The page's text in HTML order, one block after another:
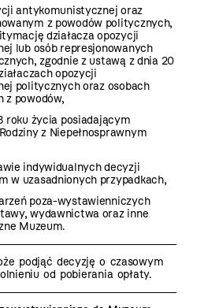
antykomunistycznej oraz
z powodów politycznych,
działacza opozycji
lub osób represjonowanych
zgodnie z ustawą z dnia 20
opozycji
politycznych oraz osobach
z powodów,
roku życia posiadającym
z Niepełnosprawnym
indywidualnych decyzji
w uzasadnionych przypadkach,
poza-wystawienniczych
wydawnictwa oraz inne
Muzeum.
podjąć decyzję o czasowym
od pobierania opłaty.